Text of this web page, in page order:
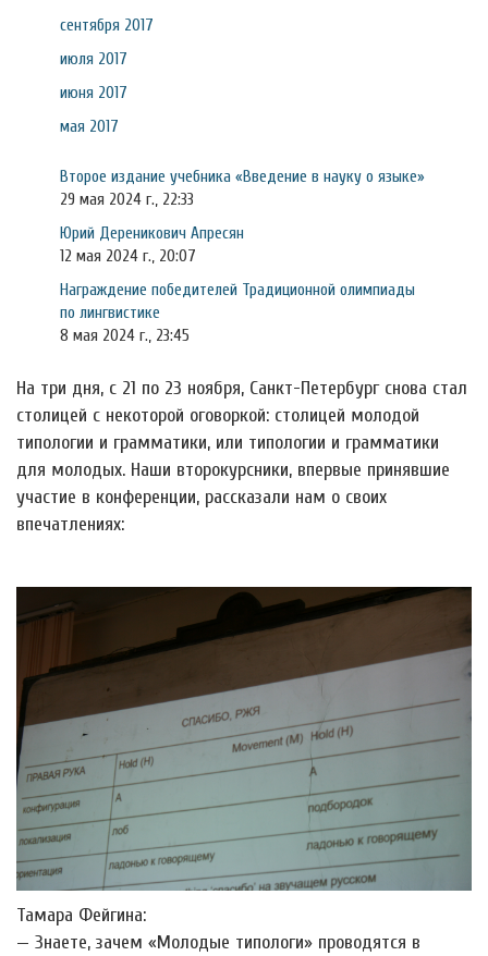
сентября 2017
июля 2017
июня 2017
мая 2017
Второе издание учебника «Введение в науку о языке»
29 мая 2024 г., 22:33
Юрий Дереникович Апресян
12 мая 2024 г., 20:07
Награждение победителей Традиционной олимпиады
по лингвистике
8 мая 2024 г., 23:45
На три дня, с 21 по 23 ноября, Санкт-Петербург снова стал
столицей с некоторой оговоркой: столицей молодой
типологии и грамматики, или типологии и грамматики
для молодых. Наши второкурсники, впервые принявшие
участие в конференции, рассказали нам о своих
впечатлениях:
Тамара Фейгина:
— Знаете, зачем «Молодые типологи» проводятся в